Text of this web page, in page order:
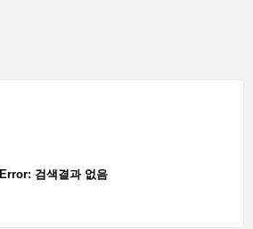
Error: 검색결과 없음